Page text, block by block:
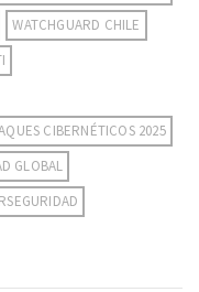
WATCHGUARD CHILE
CIBERNÉTICOS 2025
GLOBAL